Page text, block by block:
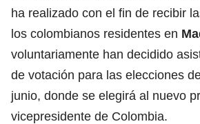
ha realizado con el fin de recibir
los colombianos residentes en
voluntariamente han decidido
de votación para las elecciones
junio, donde se elegirá al nuevo
vicepresidente de Colombia.